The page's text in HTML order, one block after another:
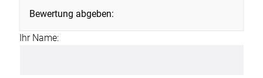
Bewertung abgeben:
Ihr Name: